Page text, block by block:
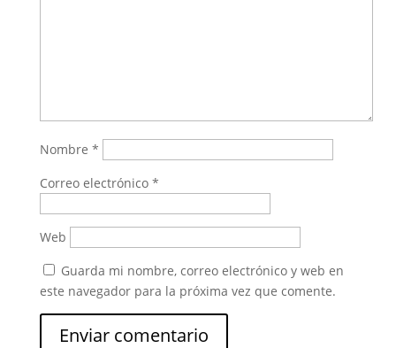
Nombre *
Correo electrónico *
Web
Guarda mi nombre, correo electrónico y web en
este navegador para la próxima vez que comente.